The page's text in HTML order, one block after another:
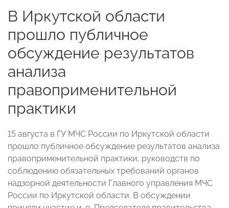
В Иркутской области
прошло публичное
обсуждение результатов
анализа
правоприменительной
практики
15 августа в ГУ МЧС России по Иркутской области
прошло публичное обсуждение результатов анализа
правоприменительной практики, руководств по
соблюдению обязательных требований органов
надзорной деятельности Главного управления МЧС
России по Иркутской области. В обсуждении